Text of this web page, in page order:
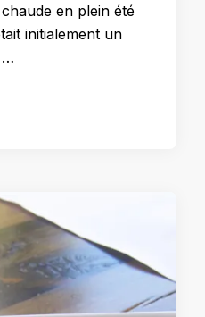
en plein été
initialement un
…